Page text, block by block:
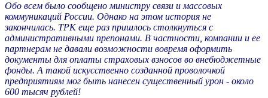
Обо всем было сообщено министру связи и массовых
коммуникаций России. Однако на этом история не
закончилась. ТРК еще раз пришлось столкнуться с
административными препонами. В частности, компании и ее
партнерам не давали возможности вовремя оформить
документы для оплаты страховых взносов во внебюджетные
фонды. А такой искусственно созданной проволочкой
предприятиям мог быть нанесен существенный урон - около
600 тысяч рублей!